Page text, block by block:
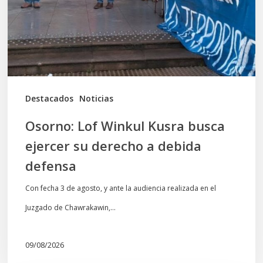
Destacados Noticias
ejercer
su
derecho
a
debida
Osorno: Lof Winkul Kusra busca
ejercer su derecho a debida
defensa
Con fecha 3 de agosto, y ante la audiencia realizada en el
Juzgado de Chawrakawin,…
09/08/2026